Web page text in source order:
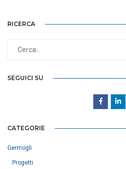
RICERCA
SEGUICI SU
CATEGORIE
Germogli
Progetti